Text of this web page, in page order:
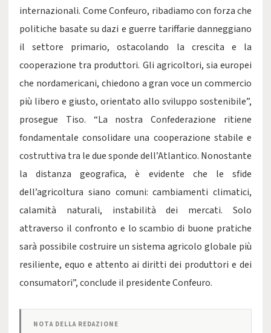
internazionali. Come Confeuro, ribadiamo con forza che
politiche basate su dazi e guerre tariffarie danneggiano
il settore primario, ostacolando la crescita e la
cooperazione tra produttori. Gli agricoltori, sia europei
che nordamericani, chiedono a gran voce un commercio
più libero e giusto, orientato allo sviluppo sostenibile”,
prosegue Tiso. “La nostra Confederazione ritiene
fondamentale consolidare una cooperazione stabile e
costruttiva tra le due sponde dell’Atlantico. Nonostante
la distanza geografica, è evidente che le sfide
dell’agricoltura siano comuni: cambiamenti climatici,
calamità naturali, instabilità dei mercati. Solo
attraverso il confronto e lo scambio di buone pratiche
sarà possibile costruire un sistema agricolo globale più
resiliente, equo e attento ai diritti dei produttori e dei
consumatori”, conclude il presidente Confeuro.
NOTA DELLA REDAZIONE